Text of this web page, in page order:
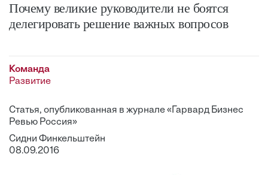
Почему великие руководители не боятся
делегировать решение важных вопросов
Команда
Развитие
Статья, опубликованная в журнале «Гарвард Бизнес
Ревью Россия»
Сидни Финкельштейн
08.09.2016